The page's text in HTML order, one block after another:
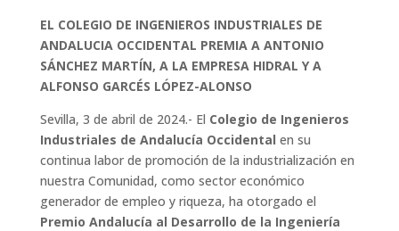
EL COLEGIO DE INGENIEROS INDUSTRIALES DE
ANDALUCIA OCCIDENTAL PREMIA A ANTONIO
SÁNCHEZ MARTÍN, A LA EMPRESA HIDRAL Y A
ALFONSO GARCÉS LÓPEZ-ALONSO
Sevilla, 3 de abril de 2024.- El Colegio de Ingenieros
Industriales de Andalucía Occidental en su
continua labor de promoción de la industrialización en
nuestra Comunidad, como sector económico
generador de empleo y riqueza, ha otorgado el
Premio Andalucía al Desarrollo de la Ingeniería